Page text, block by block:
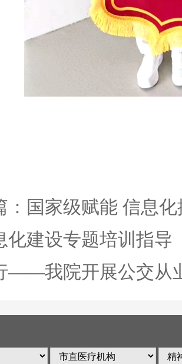
国家级赋能 信息
化建设专题培训指导
——我院开展公交从